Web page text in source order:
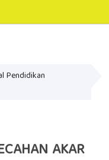
Pendidikan
AKAR